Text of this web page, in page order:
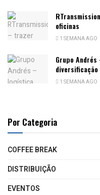
oficinas
1 SEMANA AGO
Grupo
diversificação
1 SEMANA AGO
Por Categoria
COFFEE BREAK
DISTRIBUIÇÃO
EVENTOS